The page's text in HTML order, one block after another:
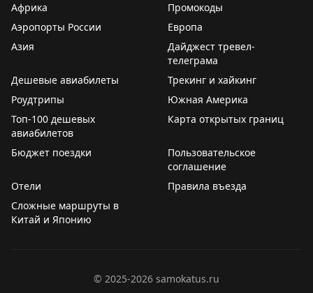
Африка
Промокоды
Аэропорты России
Европа
Азия
Дайджест тревел-
телеграма
Дешевые авиабилеты
Трекинг и хайкинг
Роудтрипы
Южная Америка
Топ-100 дешевых
авиабилетов
Карта открытых границ
Бюджет поездки
Пользовательское
соглашение
Отели
Правила въезда
Сложные маршруты в
Китай и Японию
© 2025-2026 samokatus.ru